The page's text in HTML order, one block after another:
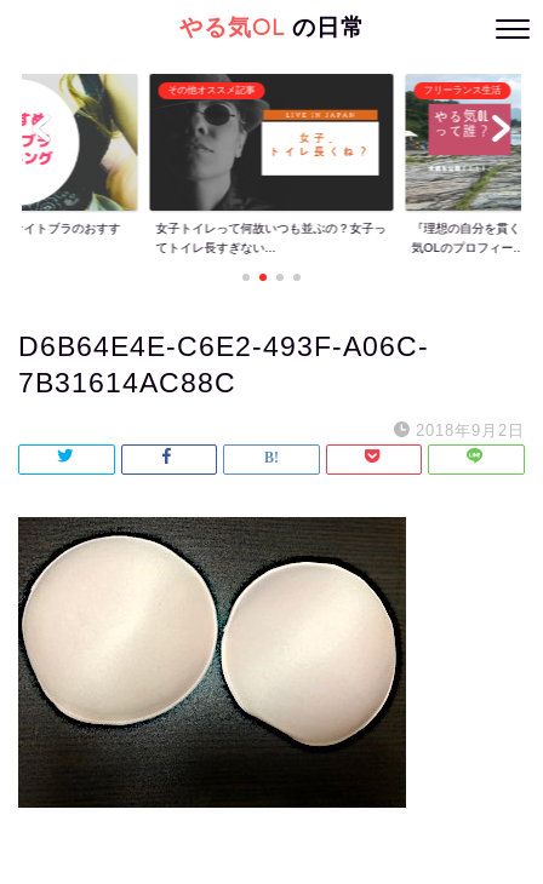
やる気OLの日常
ナイトブラのおすす
その他オススメ記事
女子トイレって何故いつも並ぶの？女子っ
てトイレ長すぎない...
フリーランス生活
『理想の自分を貫くた
気OLのプロフィー...
D6B64E4E-C6E2-493F-A06C-
7B31614AC88C
2018年9月2日